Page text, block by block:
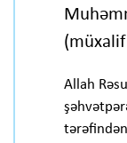
Allah